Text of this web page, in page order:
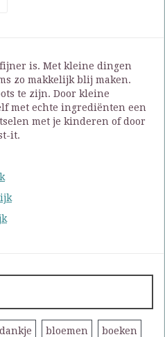
is. Met kleine dingen
zo makkelijk blij maken.
te zijn. Door kleine
met echte ingrediënten een
met je kinderen of door
it.
bloemen boeken